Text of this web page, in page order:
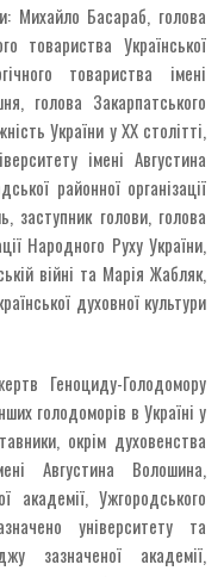
Михайло Басараб, голова
товариства Української
товариства імені
голова Закарпатського
України у ХХ столітті,
імені Августина
районної організації
заступник голови, голова
Народного Руху України,
війні та Марія Жабляк,
духовної культури
Геноциду-Голодомору
голодоморів в Україні у
окрім духовенства
Августина Волошина,
академії, Ужгородського
університету та
зазначеної академії,